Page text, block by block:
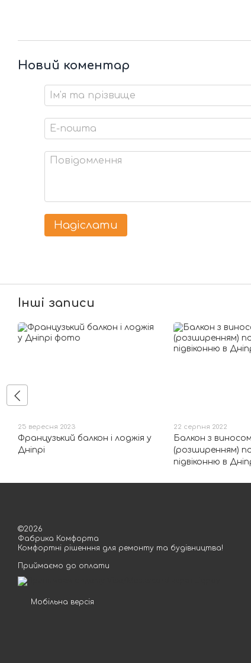
Новий коментар
Надіслати
Інші записи
25 вересня 2023
Французький балкон і лоджія у
Дніпрі
22 серпня 2022
Балкон з виносом
(розширенням)
підвіконню в
©2026
Фабрика Комфорта
Комфортні рішенння для ремонту та будівництва!
Приймаємо до оплати
Мобільна версія